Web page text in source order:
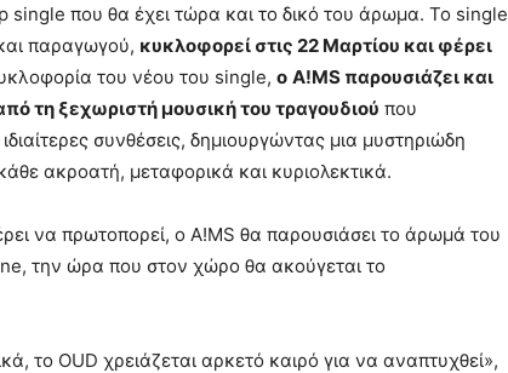
που θα έχει τώρα και το δικό του άρωμα. Το single
παραγωγού, κυκλοφορεί στις 22 Μαρτίου και φέρει
του νέου του single, o A!MS παρουσιάζει και
τη ξεχωριστή μουσική του τραγουδιού που
συνθέσεις, δημιουργώντας μια μυστηριώδη
ακροατή, μεταφορικά και κυριολεκτικά.
να πρωτοπορεί, ο A!MS θα παρουσιάσει το άρωμά του
την ώρα που στον χώρο θα ακούγεται το
το OUD χρειάζεται αρκετό καιρό για να αναπτυχθεί»,